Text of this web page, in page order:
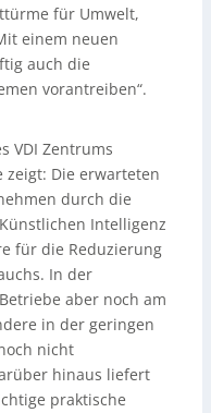
für Umwelt,
einem neuen
auch die
vorantreiben“.
VDI Zentrums
zeigt: Die erwarteten
durch die
Intelligenz
für die Reduzierung
In der
aber noch am
in der geringen
nicht
hinaus liefert
praktische